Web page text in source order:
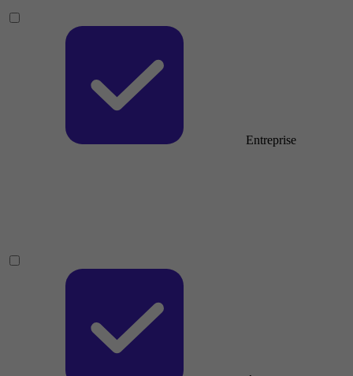
Entreprise